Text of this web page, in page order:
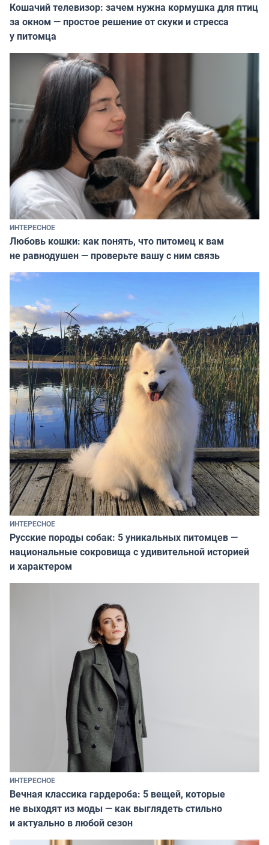
Кошачий телевизор: зачем нужна кормушка для птиц
за окном — простое решение от скуки и стресса
у питомца
ИНТЕРЕСНОЕ
Любовь кошки: как понять, что питомец к вам
не равнодушен — проверьте вашу с ним связь
ИНТЕРЕСНОЕ
Русские породы собак: 5 уникальных питомцев —
национальные сокровища с удивительной историей
и характером
ИНТЕРЕСНОЕ
Вечная классика гардероба: 5 вещей, которые
не выходят из моды — как выглядеть стильно
и актуально в любой сезон